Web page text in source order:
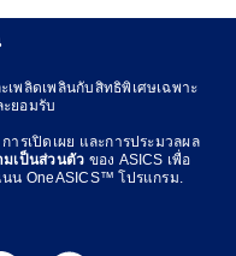
พลิดเพลินกับสิทธิพิเศษเฉพาะ
ยอมรับ
ารเปิดเผย และการประมวลผล
เป็นส่วนตัว ของ ASICS เพื่อ
น OneASICS™ โปรแกรม.